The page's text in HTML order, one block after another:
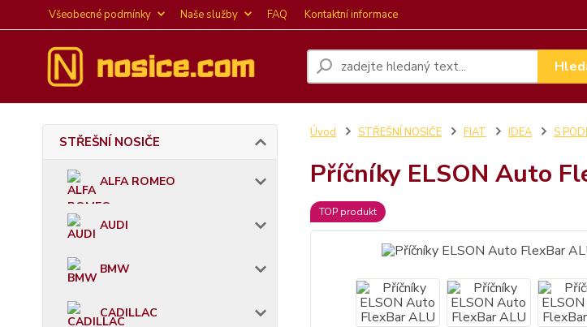
Všeobecné podmínky Naše služby FAQ Kontaktní informace
STŘEŠNÍ NOSIČE
ALFA ROMEO
AUDI
BMW
CADILLAC
Úvod STŘEŠNÍ NOSIČE FIAT IDEA S
Příčníky ELSON Auto
TOP produkt